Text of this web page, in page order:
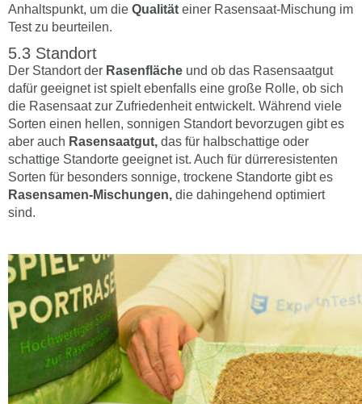
Anhaltspunkt, um die Qualität einer Rasensaat-Mischung im
Test zu beurteilen.
Standort
Der Standort der Rasenfläche und ob das Rasensaatgut
dafür geeignet ist spielt ebenfalls eine große Rolle, ob sich
die Rasensaat zur Zufriedenheit entwickelt. Während viele
Sorten einen hellen, sonnigen Standort bevorzugen gibt es
aber auch Rasensaatgut, das für halbschattige oder
schattige Standorte geeignet ist. Auch für dürreresistenten
Sorten für besonders sonnige, trockene Standorte gibt es
Rasensamen-Mischungen, die dahingehend optimiert
sind.